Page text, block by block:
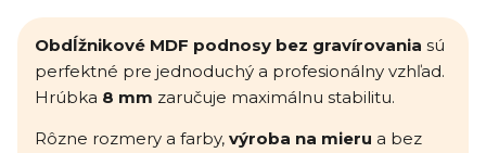
Obdĺžnikové MDF podnosy bez gravírovania sú
perfektné pre jednoduchý a profesionálny vzhľad.
Hrúbka 8 mm zaručuje maximálnu stabilitu.
Rôzne rozmery a farby, výroba na mieru a bez